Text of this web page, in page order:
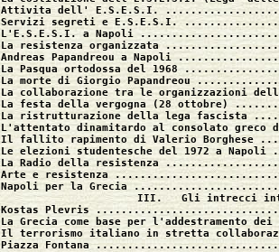
Attivita dell' E.S.E.S.I.
Servizi segreti e E.S.E.S.I.
L'E.S.E.S.I. a Napoli
La resistenza organizzata
Andreas Papandreou a Napoli
La Pasqua ortodossa del 1968
La morte di Giorgio Papandreou
La collaborazione tra le
La festa della vergogna (28
La ristrutturazione della lega
L'attentato dinamitardo al
Il fallito rapimento di Valerio
Le elezioni studentesche del 1972
La Radio della resistenza
Arte e resistenza
Napoli per la Grecia
III.   Gli intrecci
Kostas Plevris
La Grecia come base per
Il terrorismo italiano in stretta
Piazza Fontana